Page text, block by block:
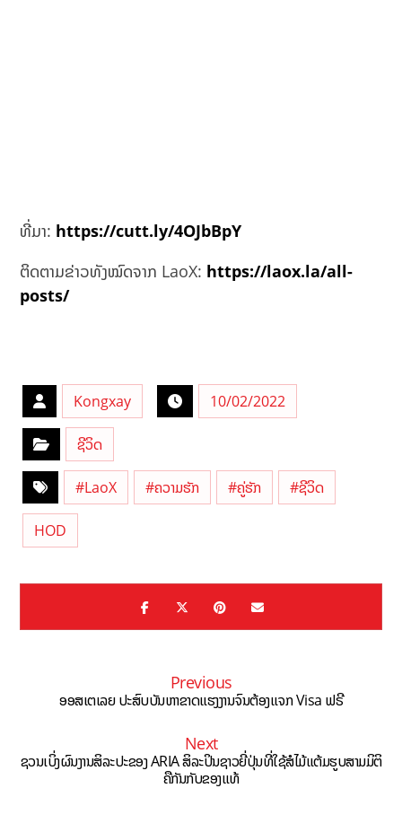
ທີ່ມາ: https://cutt.ly/4OJbBpY
ຕິດຕາມຂ່າວທັງໝົດຈາກ LaoX: https://laox.la/all-
posts/
Kongxay 10/02/2022
ຊີວິດ
#LaoX #ຄວາມຮັກ #ຄູ່ຮັກ #ຊີວິດ
HOD
Previous
ອອສເຕເລຍ ປະສົບບັນຫາຂາດແຮງງານຈົນຕ້ອງແຈກ Visa ຟຣີ
Next
ຊວນເບິ່ງຜົນງານສິລະປະຂອງ ARIA ສິລະປິນຊາວຍີ່ປຸ່ນທີ່ໃຊ້ສໍໄມ້ແຕ້ມຮູບສາມມິຕິ
ຄືກັນກັບຂອງແທ້